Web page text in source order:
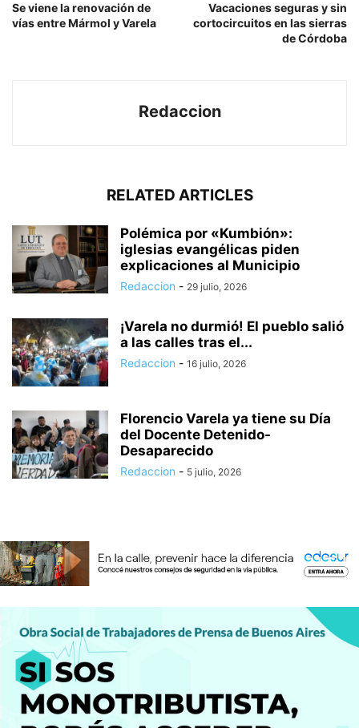
Se viene la renovación de
vías entre Mármol y Varela
Vacaciones seguras y sin
cortocircuitos en las sierras
de Córdoba
Redaccion
RELATED ARTICLES
Polémica por «Kumbión»:
iglesias evangélicas piden
explicaciones al Municipio
Redaccion - 29 julio, 2026
¡Varela no durmió! El pueblo salió
a las calles tras el...
Redaccion - 16 julio, 2026
Florencio Varela ya tiene su Día
del Docente Detenido-
Desaparecido
Redaccion - 5 julio, 2026